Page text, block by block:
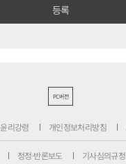
PC버전
윤리강령 개인정보처리방침
정정·반론보도 기사심의규정